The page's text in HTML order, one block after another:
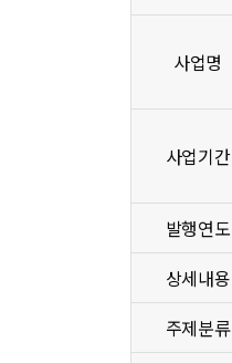
사업명
사업기간
발행연도
상세내용
주제분류